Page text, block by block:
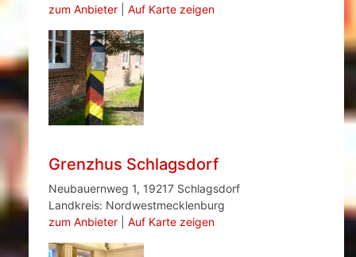
zum Anbieter| Auf Karte zeigen
Grenzhus Schlagsdorf
Neubauernweg 1, 19217 Schlagsdorf
Landkreis: Nordwestmecklenburg
zum Anbieter| Auf Karte zeigen